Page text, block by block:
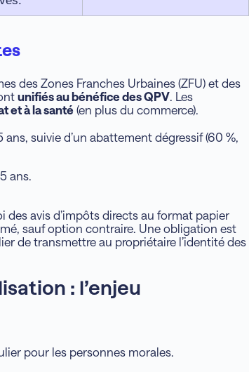
des Zones Franches Urbaines (ZFU) et des
unifiés au bénéfice des QPV. Les
et à la santé(en plus du commerce).
ans, suivie d’un abattement dégressif (60 %,
ans.
des avis d’impôts directs au format papier
sauf option contraire. Une obligation est
de transmettre au propriétaire l’identité des
: l’enjeu
pour les personnes morales.